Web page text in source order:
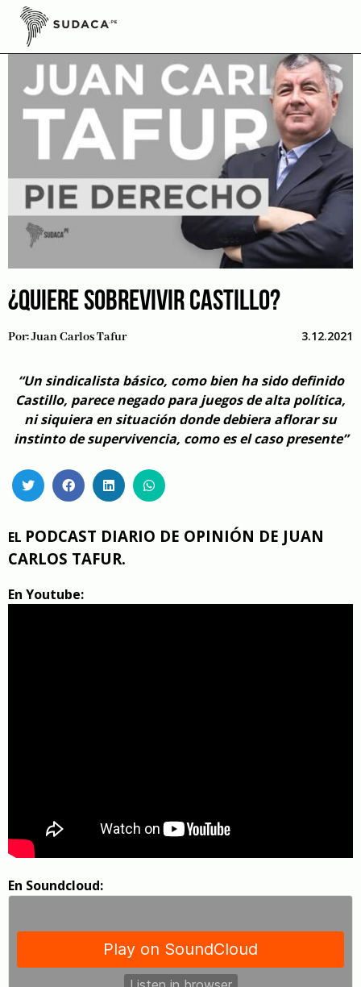
Skip
content
¿QUIERE SOBREVIVIR CASTILLO?
Por:Juan Carlos Tafur 3.12.2021
“Un sindicalista básico, como bien ha sido definido
Castillo, parece negado para juegos de alta política,
ni siquiera en situación donde debiera aflorar su
instinto de supervivencia, como es el caso presente”
EL PODCAST DIARIO DE OPINIÓN DE JUAN
CARLOS TAFUR.
En Youtube:
En Soundcloud: